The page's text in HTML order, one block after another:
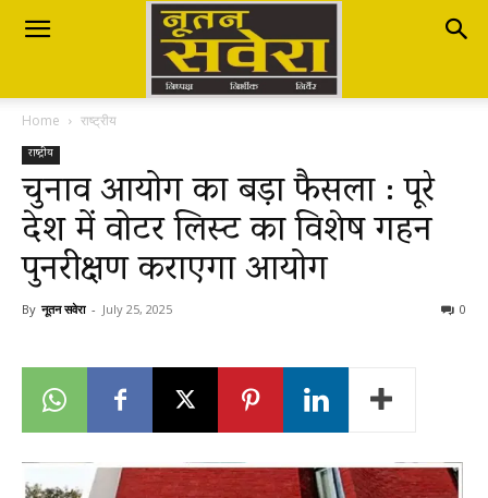
Nutan
Savera
नूतन
सवेरा
Breaking
Home राष्ट्रीय
राष्ट्रीय
चुनाव आयोग का बड़ा फैसला : पूरे
देश में वोटर लिस्ट का विशेष गहन
पुनरीक्षण कराएगा आयोग
By नूतन सवेरा - July 25, 2025 0